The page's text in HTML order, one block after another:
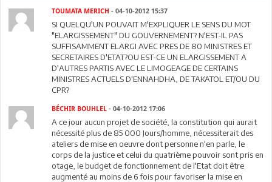
TOUMATA MERICH - 04-10-2012 15:37
SI QUELQU'UN POUVAIT M'EXPLIQUER LE SENS DU MOT
"ELARGISSEMENT" DU GOUVERNEMENT? N'EST-IL PAS
SUFFISAMMENT ELARGI AVEC PRES DE 80 MINISTRES ET
SECRETAIRES D'ETAT?OU EST-CE UN ELARGISSEMENT A
D'AUTRES PARTIS AVEC LE LIMOGEAGE DE CERTAINS
MINISTRES ACTUELS D'ENNAHDHA, DE TAKATOL ET/OU DU
CPR?
BÉCHIR BOUHLEL - 04-10-2012 17:06
A ce jour aucun projet de société, la constitution qui aurait
nécessité plus de 85 000 Jours/homme, nécessiterait des
ateliers de mise en oeuvre dont personne n'en parle, le
corps de la justice et celui du quatrième pouvoir sont pris en
otage, le budget de fonctionnement de l'Etat doit être
augmenté au moins de 6 fois pour favoriser la mise en